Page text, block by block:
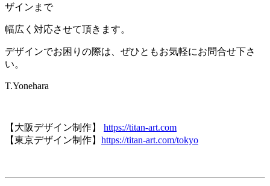
ザインまで
幅広く対応させて頂きます。
デザインでお困りの際は、ぜひともお気軽にお問合せ下さ
い。
T.Yonehara
【大阪デザイン制作】 https://titan-art.com
【東京デザイン制作】 https://titan-art.com/tokyo